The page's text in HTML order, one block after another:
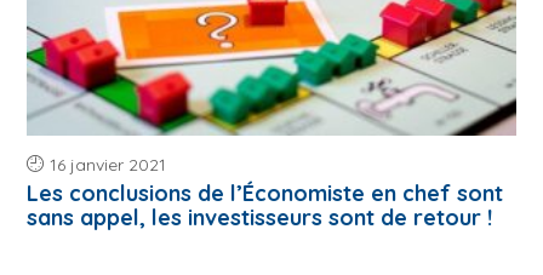
16 janvier 2021
Les conclusions de l’Économiste en chef sont
sans appel, les investisseurs sont de retour !